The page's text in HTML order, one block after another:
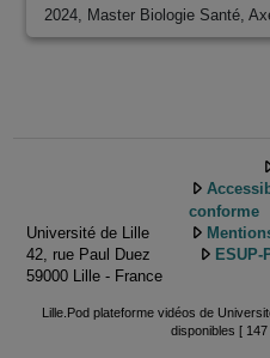
2024, Master Biologie Santé,
Université de Lille
42, rue Paul Duez
59000 Lille - France
conforme
ESUP-
Lille.Pod plateforme vidéos de
disponibles [